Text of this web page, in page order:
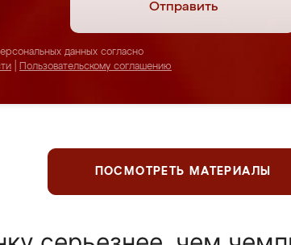
Отправить
данных согласно
Пользовательскому соглашению
ПОСМОТРЕТЬ МАТЕРИАЛЫ